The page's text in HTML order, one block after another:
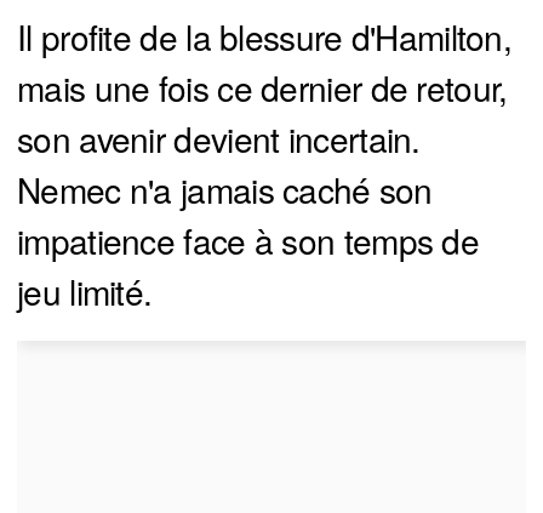
Il profite de la blessure d'Hamilton,
mais une fois ce dernier de retour,
son avenir devient incertain.
Nemec n'a jamais caché son
impatience face à son temps de
jeu limité.